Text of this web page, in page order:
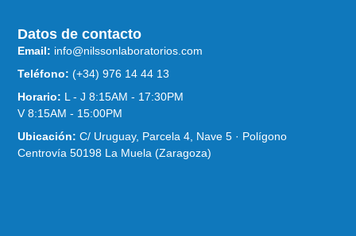
Datos de contacto
Email: info@nilssonlaboratorios.com
Teléfono: (+34) 976 14 44 13
Horario: L - J 8:15AM - 17:30PM
V 8:15AM - 15:00PM
Ubicación: C/ Uruguay, Parcela 4, Nave 5 · Polígono
Centrovía 50198 La Muela (Zaragoza)